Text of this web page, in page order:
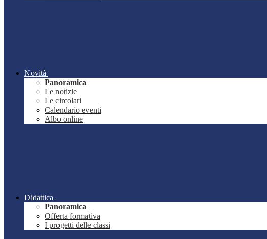
Novità
Panoramica
Le notizie
Le circolari
Calendario eventi
Albo online
Didattica
Panoramica
Offerta formativa
I progetti delle classi